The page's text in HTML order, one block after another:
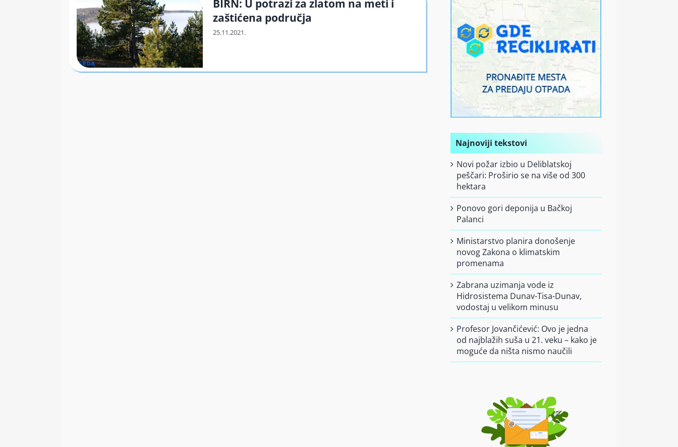
BIRN: U potrazi za zlatom na meti i
zaštićena područja
Najnoviji tekstovi
Novi požar izbio u Deliblatskoj
peščari: Proširio se na više od 300
hektara
Ponovo gori deponija u Bačkoj
Palanci
Ministarstvo planira donošenje
novog Zakona o klimatskim
promenama
Zabrana uzimanja vode iz
Hidrosistema Dunav-Tisa-Dunav,
vodostaj u velikom minusu
Profesor Jovančićević: Ovo je jedna
od najblažih suša u 21. veku – kako je
moguće da ništa nismo naučili